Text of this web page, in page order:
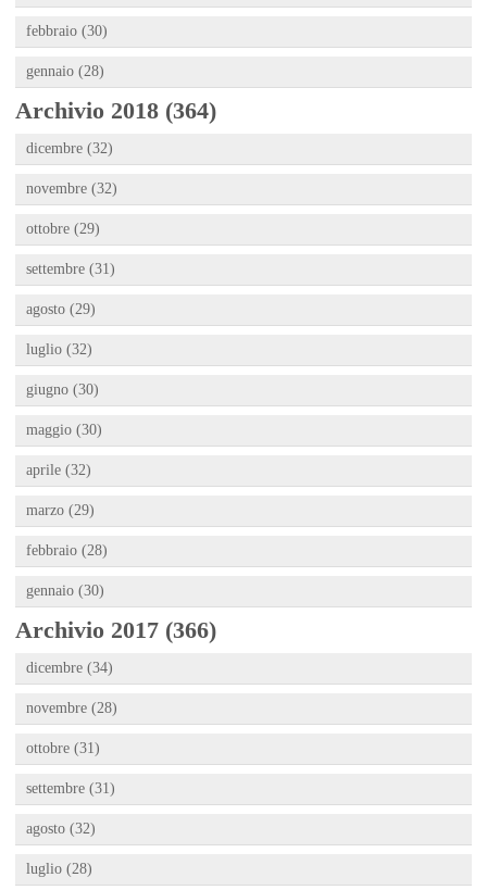
febbraio (30)
gennaio (28)
Archivio 2018 (364)
dicembre (32)
novembre (32)
ottobre (29)
settembre (31)
agosto (29)
luglio (32)
giugno (30)
maggio (30)
aprile (32)
marzo (29)
febbraio (28)
gennaio (30)
Archivio 2017 (366)
dicembre (34)
novembre (28)
ottobre (31)
settembre (31)
agosto (32)
luglio (28)